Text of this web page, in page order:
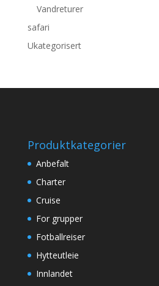
Vandreturer
safari
Ukategorisert
Produktkategorier
Anbefalt
Charter
Cruise
For grupper
Fotballreiser
Hytteutleie
Innlandet